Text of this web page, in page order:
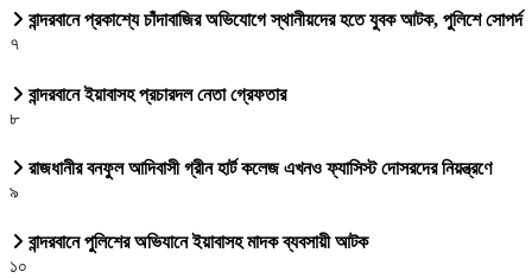
বান্দরবানে প্রকাশ্যে চাঁদাবাজির অভিযোগে স্থানীয়দের হতে যুবক আটক, পুলিশে সোপর্দ
৭
বান্দরবানে ইয়াবাসহ প্রচারদল নেতা গ্রেফতার
৮
রাজধানীর বনফুল আদিবাসী গ্রীন হার্ট কলেজ এখনও ফ্যাসিস্ট দোসরদের নিয়ন্ত্রণে
৯
বান্দরবানে পুলিশের অভিযানে ইয়াবাসহ মাদক ব্যবসায়ী আটক
১০